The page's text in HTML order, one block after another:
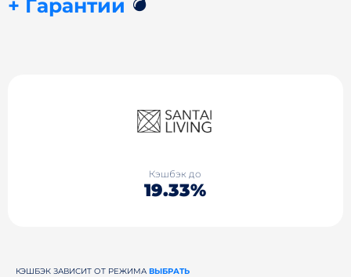
+ Гарантии
Кэшбэк до
19.33%
КЭШБЭК ЗАВИСИТ ОТ РЕЖИМА ВЫБРАТЬ